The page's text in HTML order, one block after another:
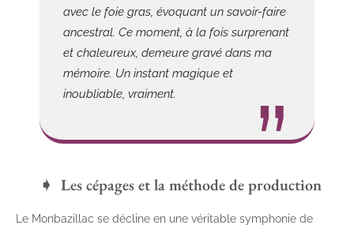
avec le foie gras, évoquant un savoir-faire
ancestral. Ce moment, à la fois surprenant
et chaleureux, demeure gravé dans ma
mémoire. Un instant magique et
inoubliable, vraiment.
Les cépages et la méthode de production
Le Monbazillac se décline en une véritable symphonie de